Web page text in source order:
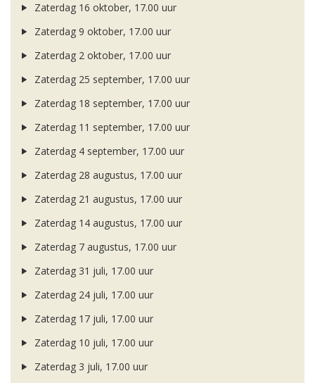
Zaterdag 16 oktober, 17.00 uur
Zaterdag 9 oktober, 17.00 uur
Zaterdag 2 oktober, 17.00 uur
Zaterdag 25 september, 17.00 uur
Zaterdag 18 september, 17.00 uur
Zaterdag 11 september, 17.00 uur
Zaterdag 4 september, 17.00 uur
Zaterdag 28 augustus, 17.00 uur
Zaterdag 21 augustus, 17.00 uur
Zaterdag 14 augustus, 17.00 uur
Zaterdag 7 augustus, 17.00 uur
Zaterdag 31 juli, 17.00 uur
Zaterdag 24 juli, 17.00 uur
Zaterdag 17 juli, 17.00 uur
Zaterdag 10 juli, 17.00 uur
Zaterdag 3 juli, 17.00 uur